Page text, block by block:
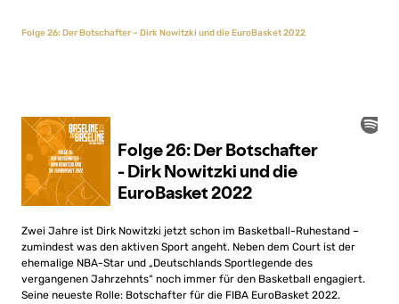
Folge 26: Der Botschafter – Dirk Nowitzki und die EuroBasket 2022
Zwei Jahre ist Dirk Nowitzki jetzt schon im Basketball-Ruhestand –
zumindest was den aktiven Sport angeht. Neben dem Court ist der
ehemalige NBA-Star und „Deutschlands Sportlegende des
vergangenen Jahrzehnts“ noch immer für den Basketball engagiert.
Seine neueste Rolle: Botschafter für die FIBA EuroBasket 2022.